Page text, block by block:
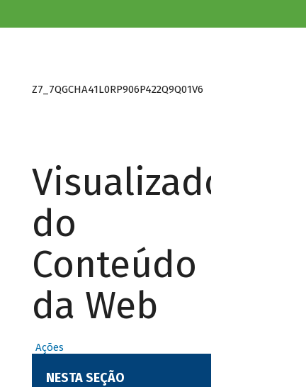
Z7_7QGCHA41L0RP906P422Q9Q01V6
Visualizador
do
Conteúdo
da Web
Ações
NESTA SEÇÃO